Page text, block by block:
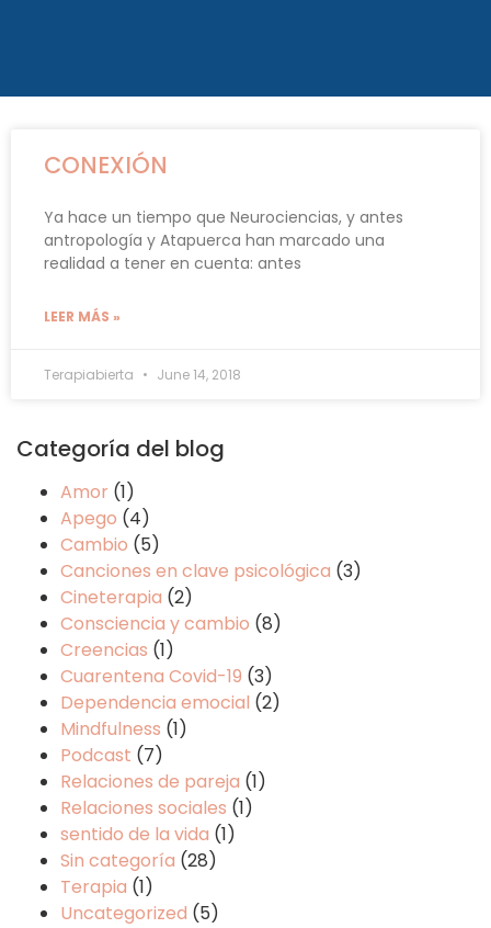
CONEXIÓN
Ya hace un tiempo que Neurociencias, y antes
antropología y Atapuerca han marcado una
realidad a tener en cuenta: antes
LEER MÁS »
Terapiabierta June 14, 2018
Categoría del blog
Amor (1)
Apego (4)
Cambio (5)
Canciones en clave psicológica (3)
Cineterapia (2)
Consciencia y cambio (8)
Creencias (1)
Cuarentena Covid-19 (3)
Dependencia emocial (2)
Mindfulness (1)
Podcast (7)
Relaciones de pareja (1)
Relaciones sociales (1)
sentido de la vida (1)
Sin categoría (28)
Terapia (1)
Uncategorized (5)